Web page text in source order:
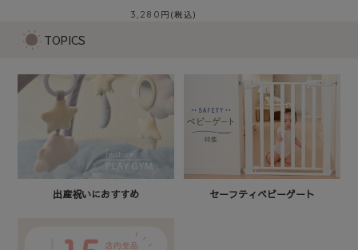
3,280
TOPICS
出産祝いにおすすめ セーフティベビーゲート